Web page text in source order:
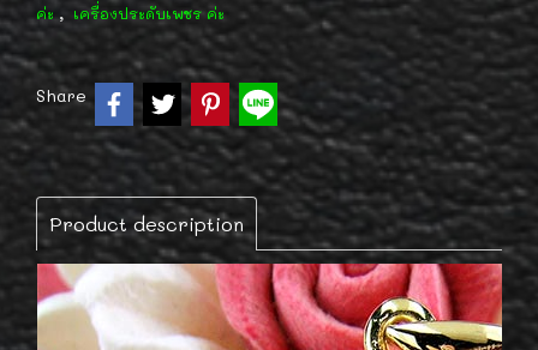
ค่ะ , เครื่องประดับเพชร ค่ะ
Share
Product description